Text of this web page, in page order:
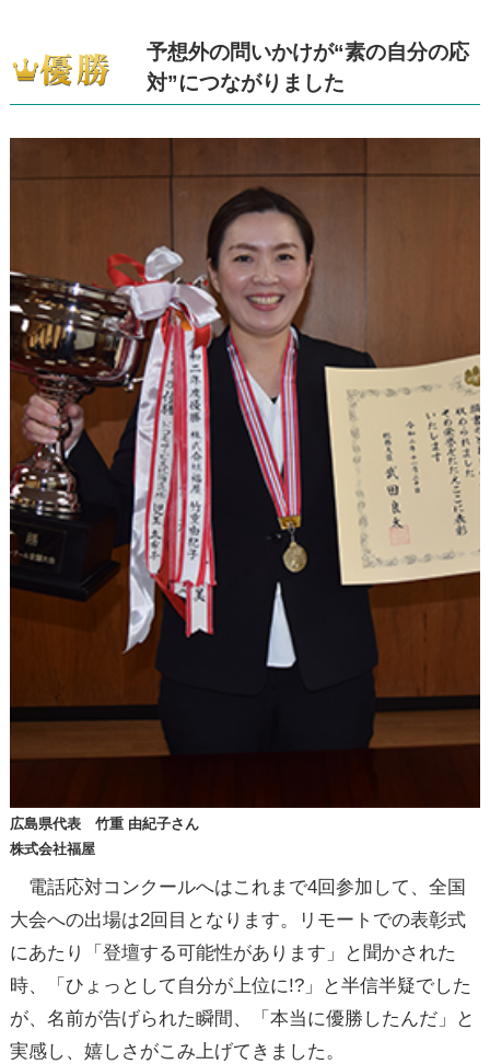
予想外の問いかけが“素の自分の応
対”につながりました
広島県代表 竹重 由紀子さん
株式会社福屋
電話応対コンクールへはこれまで4回参加して、全国
大会への出場は2回目となります。リモートでの表彰式
にあたり「登壇する可能性があります」と聞かされた
時、「ひょっとして自分が上位に!?」と半信半疑でした
が、名前が告げられた瞬間、「本当に優勝したんだ」と
実感し、嬉しさがこみ上げてきました。